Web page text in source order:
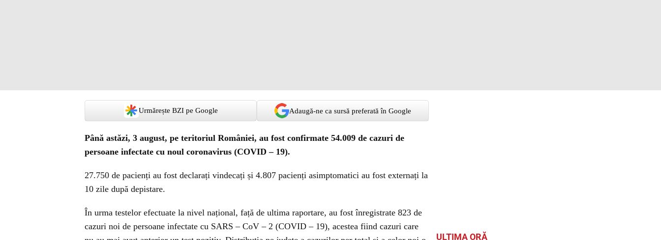
Urmărește BZI pe Google Adaugă-ne ca sursă preferată în Google
Până astăzi, 3 august, pe teritoriul României, au fost confirmate 54.009 de cazuri de
persoane infectate cu noul coronavirus (COVID – 19).
27.750 de pacienți au fost declarați vindecați și 4.807 pacienți asimptomatici au fost externați la
10 zile după depistare.
În urma testelor efectuate la nivel național, față de ultima raportare, au fost înregistrate 823 de
cazuri noi de persoane infectate cu SARS – CoV – 2 (COVID – 19), acestea fiind cazuri care
ULTIMA ORĂ